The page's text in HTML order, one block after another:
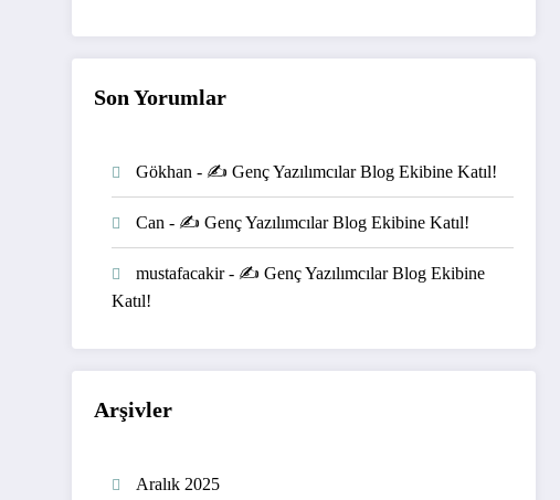
Son Yorumlar
Gökhan - ✍️ Genç Yazılımcılar Blog Ekibine Katıl!
Can - ✍️ Genç Yazılımcılar Blog Ekibine Katıl!
mustafacakir- ✍️ Genç Yazılımcılar Blog Ekibine
Katıl!
Arşivler
Aralık 2025